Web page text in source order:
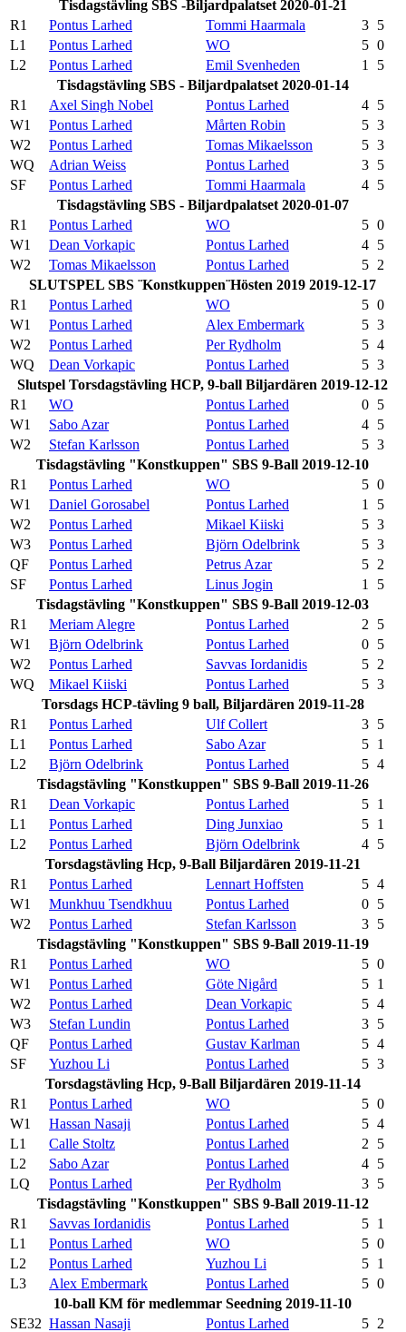
Tisdagstävling SBS -Biljardpalatset 2020-01-21
R1
Pontus Larhed Tommi Haarmala 3 5
L1
Pontus Larhed WO 5 0
L2
Pontus Larhed Emil Svenheden 1
5
Tisdagstävling SBS - Biljardpalatset 2020-01-14
R1
Axel Singh Nobel Pontus Larhed 4 5
W1
Pontus Larhed Mårten Robin 5 3
W2
Pontus Larhed Tomas Mikaelsson 5 3
WQ
Adrian Weiss Pontus Larhed 3 5
SF
Pontus Larhed Tommi Haarmala 4 5
Tisdagstävling SBS - Biljardpalatset 2020-01-07
R1
Pontus Larhed WO 5 0
W1
Dean Vorkapic Pontus Larhed 4 5
W2
Tomas Mikaelsson Pontus Larhed 5 2
SLUTSPEL SBS ¨Konstkuppen¨Hösten 2019 2019-12-17
R1
Pontus Larhed WO 5 0
W1
Pontus Larhed Alex Embermark 5 3
W2
Pontus Larhed Per Rydholm 5 4
WQ
Dean Vorkapic Pontus Larhed 5 3
Slutspel Torsdagstävling HCP, 9-ball Biljardären 2019-12-12
R1
WO Pontus Larhed 0 5
W1
Sabo Azar Pontus Larhed 4 5
W2
Stefan Karlsson Pontus Larhed 5 3
Tisdagstävling "Konstkuppen" SBS 9-Ball 2019-12-10
R1
Pontus Larhed WO 5 0
W1
Daniel Gorosabel Pontus Larhed 1
5
W2
Pontus Larhed Mikael Kiiski 5 3
W3
Pontus Larhed Björn Odelbrink 5 3
QF
Pontus Larhed Petrus Azar 5 2
SF
Pontus Larhed Linus Jogin 1
5
Tisdagstävling "Konstkuppen" SBS 9-Ball 2019-12-03
R1
Meriam Alegre Pontus Larhed 2
5
W1
Björn Odelbrink Pontus Larhed 0 5
W2
Pontus Larhed Savvas Iordanidis 5 2
WQ
Mikael Kiiski Pontus Larhed 5 3
Torsdags HCP-tävling 9 ball, Biljardären 2019-11-28
R1
Pontus Larhed Ulf Collert 3 5
L1
Pontus Larhed Sabo Azar 5 1
L2
Björn Odelbrink Pontus Larhed 5 4
Tisdagstävling "Konstkuppen" SBS 9-Ball 2019-11-26
R1
Dean Vorkapic Pontus Larhed 5 1
L1
Pontus Larhed Ding Junxiao 5 1
L2
Pontus Larhed Björn Odelbrink 4 5
Torsdagstävling Hcp, 9-Ball Biljardären 2019-11-21
R1
Pontus Larhed Lennart Hoffsten 5 4
W1
Munkhuu Tsendkhuu Pontus Larhed 0 5
W2
Pontus Larhed Stefan Karlsson 3 5
Tisdagstävling "Konstkuppen" SBS 9-Ball 2019-11-19
R1
Pontus Larhed WO 5 0
W1
Pontus Larhed Göte Nigård 5 1
W2
Pontus Larhed Dean Vorkapic 5 4
W3
Stefan Lundin Pontus Larhed 3 5
QF
Pontus Larhed Gustav Karlman 5 4
SF
Yuzhou Li Pontus Larhed 5 3
Torsdagstävling Hcp, 9-Ball Biljardären 2019-11-14
R1
Pontus Larhed WO 5 0
W1
Hassan Nasaji Pontus Larhed 5 4
L1
Calle Stoltz Pontus Larhed 2
5
L2
Sabo Azar Pontus Larhed 4 5
LQ
Pontus Larhed Per Rydholm 3 5
Tisdagstävling "Konstkuppen" SBS 9-Ball 2019-11-12
R1
Savvas Iordanidis Pontus Larhed 5 1
L1
Pontus Larhed WO 5 0
L2
Pontus Larhed Yuzhou Li 5 1
L3
Alex Embermark Pontus Larhed 5 0
10-ball KM för medlemmar Seedning 2019-11-10
SE32 Hassan Nasaji Pontus Larhed 5 2